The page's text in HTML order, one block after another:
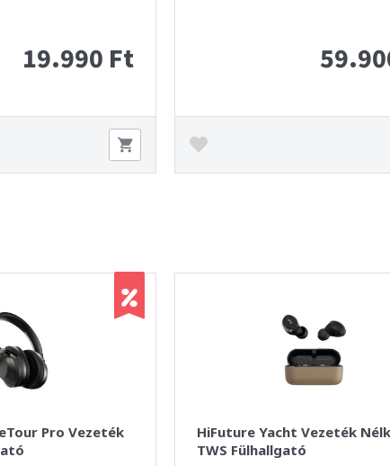
19.990 Ft
Pro Vezeték
HiFuture Yacht Vezeték
TWS Fülhallgató